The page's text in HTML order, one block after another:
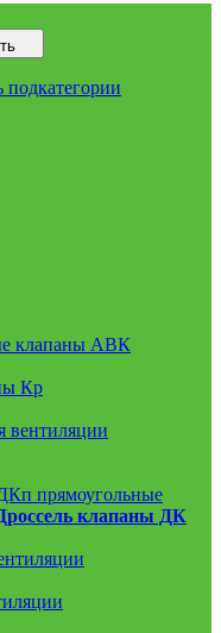
подкатегории
клапаны АВК
Кр
вентиляции
прямоугольные
клапаны ДК